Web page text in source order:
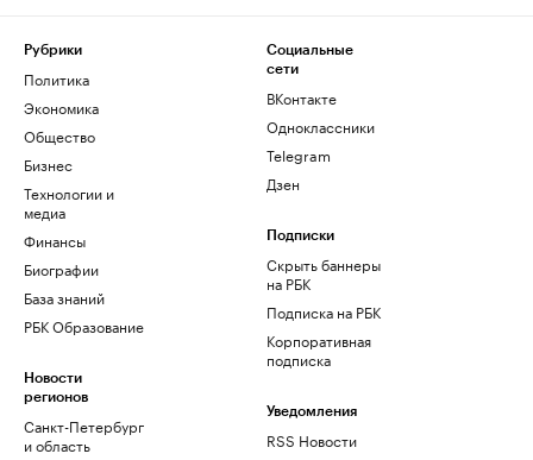
Рубрики
Политика
Экономика
Общество
Бизнес
Технологии и
медиа
Финансы
Биографии
База знаний
РБК Образование
Новости
регионов
Санкт-Петербург
и область
Социальные
сети
ВКонтакте
Одноклассники
Telegram
Дзен
Подписки
Скрыть баннеры
на РБК
Подписка на РБК
Корпоративная
подписка
Уведомления
RSS Новости